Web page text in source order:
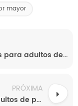
mayor
Muestras gratuitas de pañales para adultos de alta absorción hechos a medida
PRÓXIMA
Pañales tipo braguita unisex para adultos de primera calidad al por mayor